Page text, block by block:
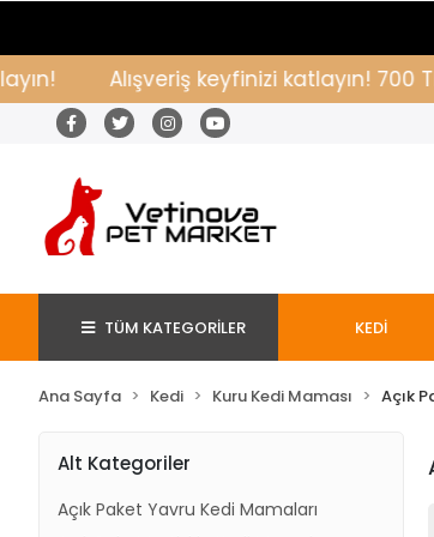
Alışveriş keyfinizi katlayın! 700 TL
TÜM KATEGORİLER KEDİ
Ana Sayfa Kedi Kuru Kedi Maması Açık
Alt Kategoriler
Açık Paket Yavru Kedi Mamaları